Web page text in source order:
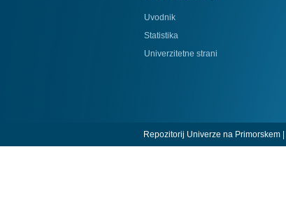
Uvodnik
Statistika
Univerzitetne strani
Repozitorij Univerze na Primorskem |